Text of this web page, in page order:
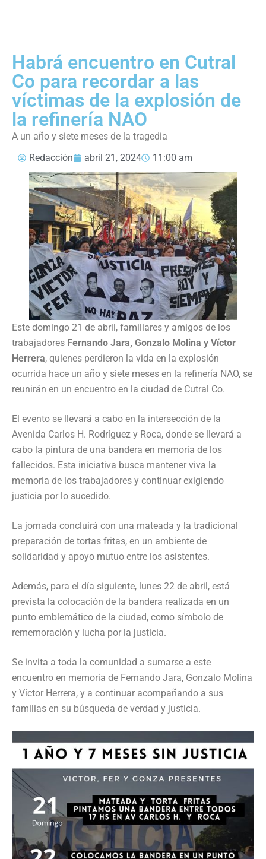
Habrá encuentro en Cutral
Co para recordar a las
víctimas de la explosión de
la refinería NAO
A un año y siete meses de la tragedia
Redacción
abril 21, 2024 11:00 am
Este domingo 21 de abril, familiares y amigos de los
trabajadores Fernando Jara, Gonzalo Molina y Víctor
Herrera, quienes perdieron la vida en la explosión
ocurrida hace un año y siete meses en la refinería NAO, se
reunirán en un encuentro en la ciudad de Cutral Co.
El evento se llevará a cabo en la intersección de la
Avenida Carlos H. Rodríguez y Roca, donde se llevará a
cabo la pintura de una bandera en memoria de los
fallecidos. Esta iniciativa busca mantener viva la
memoria de los trabajadores y continuar exigiendo
justicia por lo sucedido.
La jornada concluirá con una mateada y la tradicional
preparación de tortas fritas, en un ambiente de
solidaridad y apoyo mutuo entre los asistentes.
Además, para el día siguiente, lunes 22 de abril, está
prevista la colocación de la bandera realizada en un
punto emblemático de la ciudad, como símbolo de
rememoración y lucha por la justicia.
Se invita a toda la comunidad a sumarse a este
encuentro en memoria de Fernando Jara, Gonzalo Molina
y Víctor Herrera, y a continuar acompañando a sus
familias en su búsqueda de verdad y justicia.